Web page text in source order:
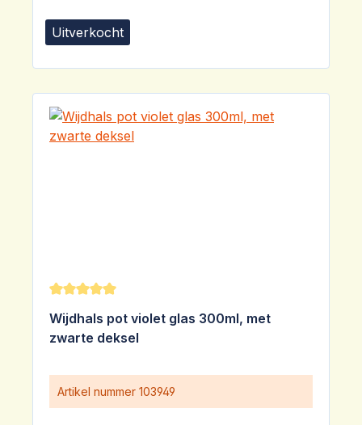
Uitverkocht
Gemiddelde waardering van 5 van 5 sterren
Wijdhals pot violet glas 300ml, met
zwarte deksel
Artikel nummer 103949